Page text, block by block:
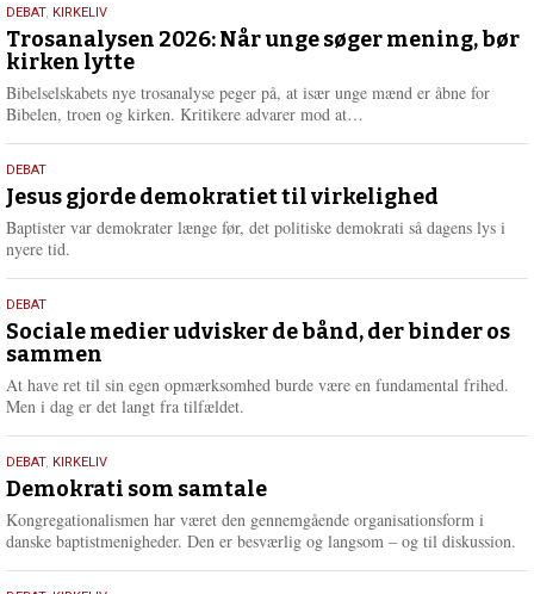
e
2.
juni
2026
DEBAT, KIRKELIV
Trosanalysen 2026: Når unge søger mening, bør
kirken lytte
Bibelselskabets nye trosanalyse peger på, at især unge mænd er åbne for
Bibelen, troen og kirken. Kritikere advarer mod at…
e
r
e
18.
maj
2026
DEBAT
Jesus gjorde demokratiet til virkelighed
Baptister var demokrater længe før, det politiske demokrati så dagens lys i
nyere tid.
18.
maj
2026
DEBAT
Sociale medier udvisker de bånd, der binder os
sammen
At have ret til sin egen opmærksomhed burde være en fundamental frihed.
Men i dag er det langt fra tilfældet.
18.
maj
2026
DEBAT, KIRKELIV
Demokrati som samtale
Kongregationalismen har været den gennemgående organisationsform i
danske baptistmenigheder. Den er besværlig og langsom – og til diskussion.